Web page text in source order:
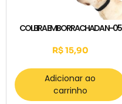
COLEIRA EMBORRACHADA N-05
R$15,90
Adicionar ao
carrinho